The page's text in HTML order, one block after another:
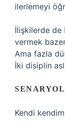
ilerlemeyi
İlişkilerde de
vermek
Ama fazla
İki disiplin
Kendi